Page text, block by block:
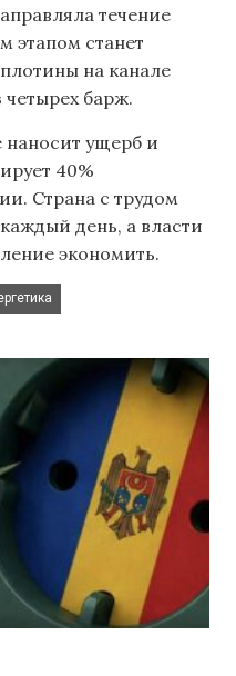
течение
этапом станет
на канале
барж.
наносит ущерб и
40%
Страна с трудом
день, а власти
экономить.